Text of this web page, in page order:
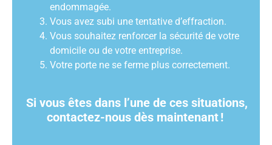
endommagée.
Vous avez subi une tentative d’effraction.
Vous souhaitez renforcer la sécurité de votre
domicile ou de votre entreprise.
Votre porte ne se ferme plus correctement.
Si vous êtes dans l’une de ces situations,
contactez-nous dès maintenant!